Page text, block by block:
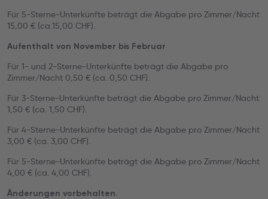
Für 5-Sterne-Unterkünfte beträgt die Abgabe pro Zimmer/Nacht
15,00 € (ca.15,00 CHF).
Aufenthalt von November bis Februar
Für 1- und 2-Sterne-Unterkünfte beträgt die Abgabe pro
Zimmer/Nacht 0,50 € (ca. 0,50 CHF).
Für 3-Sterne-Unterkünfte beträgt die Abgabe pro Zimmer/Nacht
1,50 € (ca. 1,50 CHF).
Für 4-Sterne-Unterkünfte beträgt die Abgabe pro Zimmer/Nacht
3,00 € (ca. 3,00 CHF).
Für 5-Sterne-Unterkünfte beträgt die Abgabe pro Zimmer/Nacht
4,00 € (ca. 4,00 CHF).
Änderungen vorbehalten.